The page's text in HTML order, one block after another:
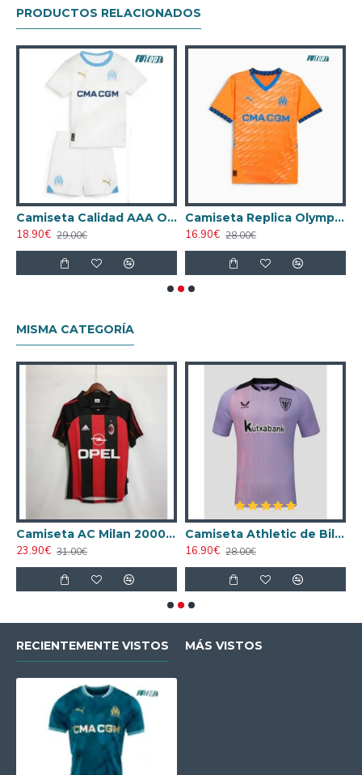
PRODUCTOS RELACIONADOS
Camiseta Calidad AAA Olympique Marsella Home 2024/25 Niño
18.90€ 29.00€
Camiseta Replica Olympique Marsella Third 2024/25
16.90€ 28.00€
MISMA CATEGORÍA
Camiseta AC Milan 2000/2001 Local Retro
23.90€ 31.00€
Camiseta Athletic de Bilbao 2024/2025 Alternativo
16.90€ 28.00€
RECIENTEMENTE VISTOS MÁS VISTOS